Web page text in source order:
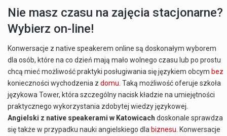
Nie masz czasu na zajęcia stacjonarne?
Wybierz on-line!
Konwersacje z native speakerem online są doskonałym wyborem
dla osób, które na co dzień mają mało wolnego czasu lub po prostu
chcą mieć możliwość praktyki posługiwania się językiem obcym bez
konieczności wychodzenia z domu . Taką możliwość oferuje szkoła
językowa Tower, która szczególny nacisk kładzie na umiejętności
praktycznego wykorzystania zdobytej wiedzy językowej.
Angielski z native speakerami w Katowicach doskonale sprawdza
się także w przypadku nauki angielskiego dla biznesu . Konwersacje